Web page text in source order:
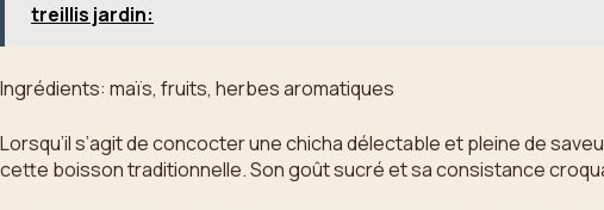
treillis jardin:
Ingrédients: maïs, fruits, herbes aromatiques
Lorsqu’il s’agit de concocter une chicha délectable et pleine de
cette boisson traditionnelle. Son goût sucré et sa consistance